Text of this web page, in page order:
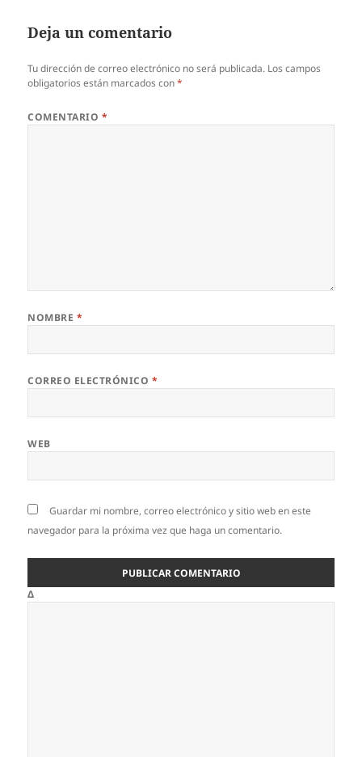
Deja un comentario
Tu dirección de correo electrónico no será publicada. Los campos
obligatorios están marcados con*
COMENTARIO *
NOMBRE *
CORREO ELECTRÓNICO *
WEB
Guardar mi nombre, correo electrónico y sitio web en este
navegador para la próxima vez que haga un comentario.
Δ